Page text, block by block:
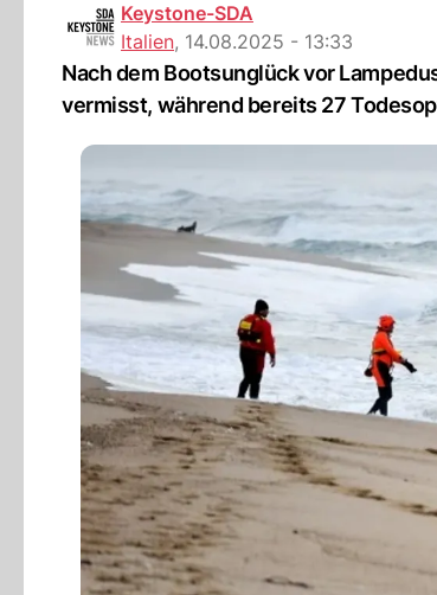
Keystone-SDA
Italien, 14.08.2025 - 13:33
Nach dem Bootsunglück vor
vermisst, während bereits 27